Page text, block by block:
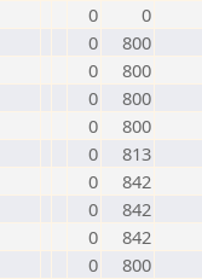
0
0
0
800
0
800
0
800
0
800
0
813
0
842
0
842
0
842
0
800